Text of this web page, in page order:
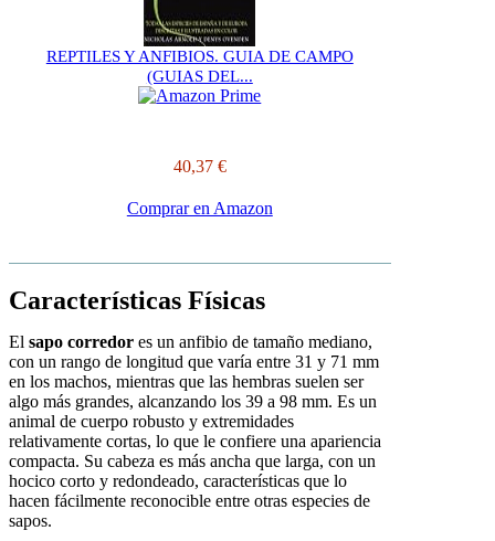
REPTILES Y ANFIBIOS. GUIA DE CAMPO
(GUIAS DEL...
40,37 €
Comprar en Amazon
Características Físicas
El sapo corredor es un anfibio de tamaño mediano,
con un rango de longitud que varía entre 31 y 71 mm
en los machos, mientras que las hembras suelen ser
algo más grandes, alcanzando los 39 a 98 mm. Es un
animal de cuerpo robusto y extremidades
relativamente cortas, lo que le confiere una apariencia
compacta. Su cabeza es más ancha que larga, con un
hocico corto y redondeado, características que lo
hacen fácilmente reconocible entre otras especies de
sapos.